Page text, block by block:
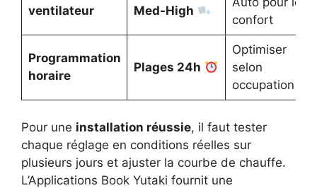
ventilateur
Med-High
confort
Programmation
horaire
Plages 24h
Optimiser
selon
occupation
Pour une installation réussie, il faut tester
chaque réglage en conditions réelles sur
plusieurs jours et ajuster la courbe de chauffe.
L’Applications Book Yutaki fournit une